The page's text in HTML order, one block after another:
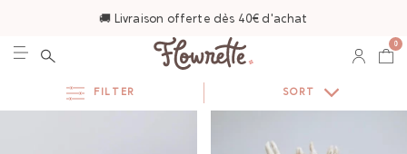
🚚 Livraison offerte dès 40€ d'achat
0
FILTER SORT